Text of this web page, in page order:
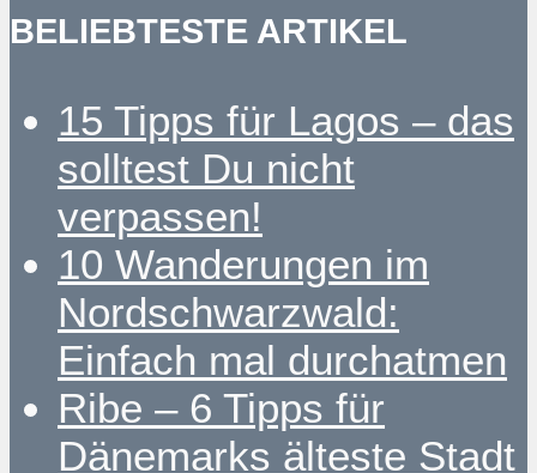
BELIEBTESTE ARTIKEL
15 Tipps für Lagos – das
solltest Du nicht
verpassen!
10 Wanderungen im
Nordschwarzwald:
Einfach mal durchatmen
Ribe – 6 Tipps für
Dänemarks älteste Stadt